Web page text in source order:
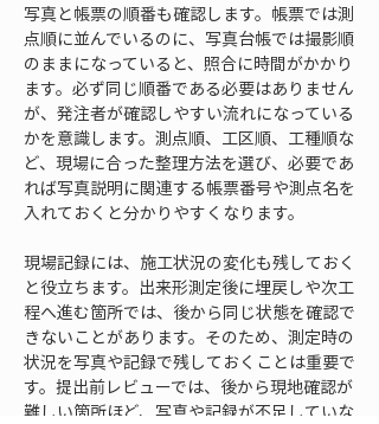
写真と帳票の順番も確認します。帳票では測
点順に並んでいるのに、写真台帳では撮影順
のままになっていると、照合に時間がかかり
ます。必ず同じ順番である必要はありません
が、発注者が確認しやすい流れになっている
かを意識します。測点順、工区順、工種順な
ど、現場に合った整理方法を選び、必要であ
れば写真説明に関連する帳票番号や測点名を
入れておくと分かりやすくなります。
現場記録には、施工状況の変化も残しておく
と役立ちます。出来形測定後に埋戻しや次工
程へ進む箇所では、後から同じ状態を確認で
きないことがあります。そのため、測定時の
状況を写真や記録で残しておくことは重要で
す。提出前レビューでは、後から現地確認が
難しい箇所ほど、写真や記録が不足していな